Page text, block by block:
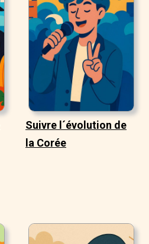
Suivre l´évolution de
la Corée